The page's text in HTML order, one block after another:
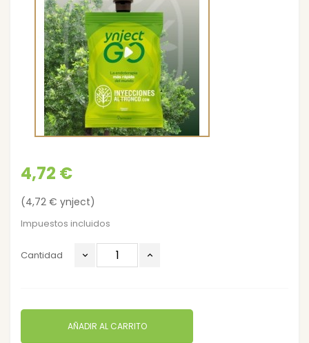
4,72 €
(4,72 € ynject)
Impuestos incluidos
Cantidad
AÑADIR AL CARRITO